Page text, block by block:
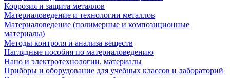
Коррозия и защита металлов
Материаловедение и технологии металлов
Материаловедение (полимерные и композиционные
материалы)
Методы контроля и анализа веществ
Наглядные пособия по материаловедению
Нано и электротехнологии, материалы
Приборы и оборудование для учебных классов и лабораторий